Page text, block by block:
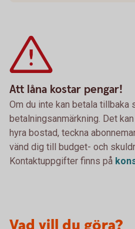
Att låna kostar pengar!
Om du inte kan betala tillbaka
betalningsanmärkning. Det
hyra bostad, teckna
vänd dig till budget- och
Kontaktuppgifter finns på